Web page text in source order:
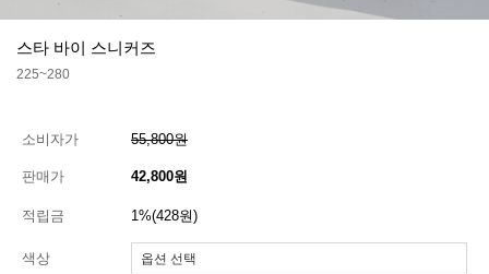
스타 바이 스니커즈
225~280
소비자가 55,800원
판매가 42,800원
적립금 1%(428원)
색상